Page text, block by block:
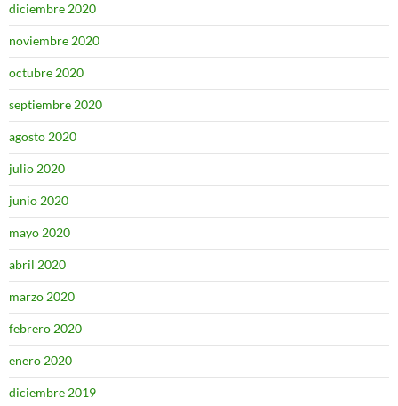
diciembre 2020
noviembre 2020
octubre 2020
septiembre 2020
agosto 2020
julio 2020
junio 2020
mayo 2020
abril 2020
marzo 2020
febrero 2020
enero 2020
diciembre 2019